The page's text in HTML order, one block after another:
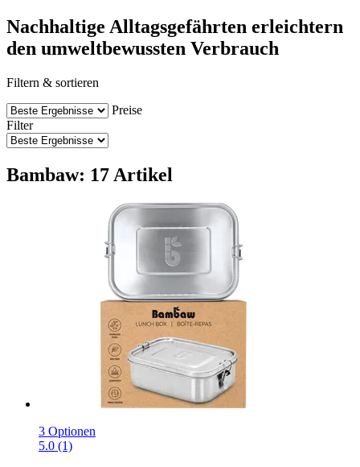
Nachhaltige Alltagsgefährten erleichtern
den umweltbewussten Verbrauch
Filtern & sortieren
Preise
Filter
Bambaw: 17 Artikel
3 Optionen
5.0 (1)